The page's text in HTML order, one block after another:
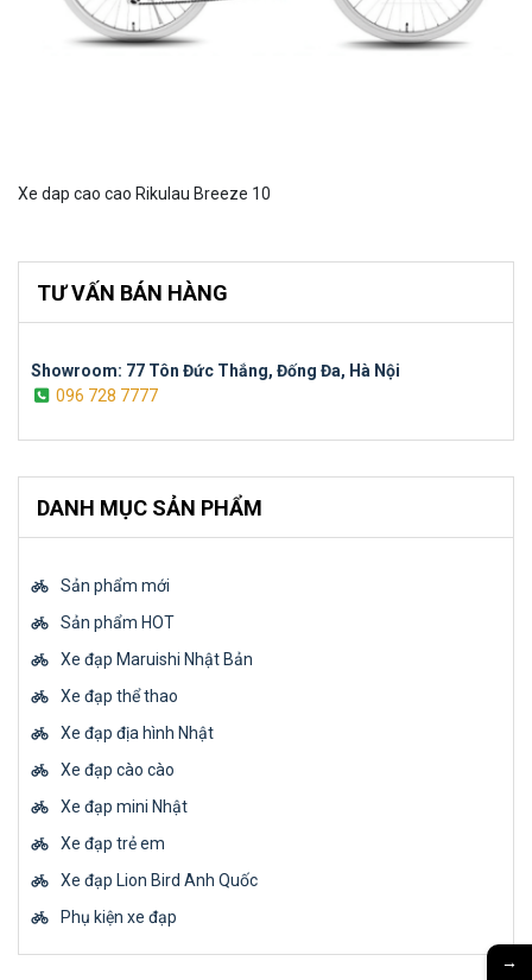
Xe dap cao cao Rikulau Breeze 10
TƯ VẤN BÁN HÀNG
Showroom: 77 Tôn Đức Thắng, Đống Đa, Hà Nội
096 728 7777
DANH MỤC SẢN PHẨM
Sản phẩm mới
Sản phẩm HOT
Xe đạp Maruishi Nhật Bản
Xe đạp thể thao
Xe đạp địa hình Nhật
Xe đạp cào cào
Xe đạp mini Nhật
Xe đạp trẻ em
Xe đạp Lion Bird Anh Quốc
Phụ kiện xe đạp
→